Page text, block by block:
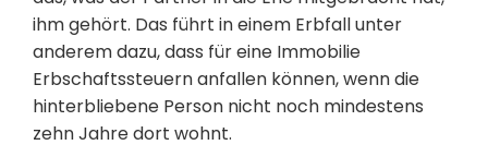
ihm gehört. Das führt in einem Erbfall unter
anderem dazu, dass für eine Immobilie
Erbschaftssteuern anfallen können, wenn die
hinterbliebene Person nicht noch mindestens
zehn Jahre dort wohnt.